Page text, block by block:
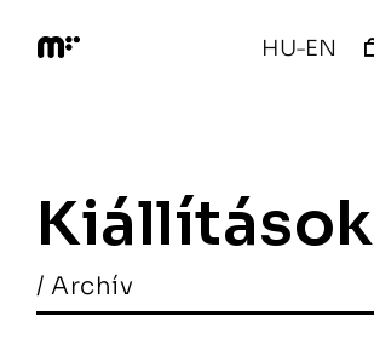
content
r
HU–EN
Kiállítások
/ Archív